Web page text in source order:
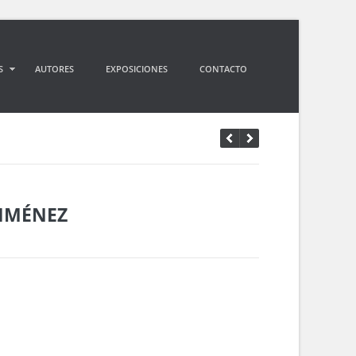
AUTORES EXPOSICIONES CONTACTO